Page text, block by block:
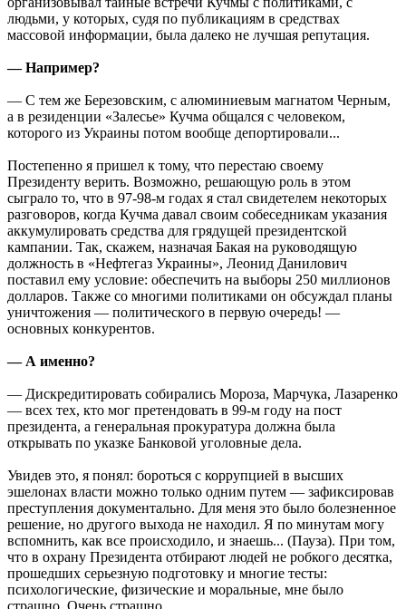
людьми, у которых, судя по публикациям в средствах
массовой информации, была далеко не лучшая репутация.
— Например?
— С тем же Березовским, с алюминиевым магнатом Черным,
а в резиденции «Залесье» Кучма общался с человеком,
которого из Украины потом вообще депортировали...
Постепенно я пришел к тому, что перестаю своему
Президенту верить. Возможно, решающую роль в этом
сыграло то, что в 97-98-м годах я стал свидетелем некоторых
разговоров, когда Кучма давал своим собеседникам указания
аккумулировать средства для грядущей президентской
кампании. Так, скажем, назначая Бакая на руководящую
должность в «Нефтегаз Украины», Леонид Данилович
поставил ему условие: обеспечить на выборы 250 миллионов
долларов. Также со многими политиками он обсуждал планы
уничтожения — политического в первую очередь! —
основных конкурентов.
— А именно?
— Дискредитировать собирались Мороза, Марчука, Лазаренко
— всех тех, кто мог претендовать в 99-м году на пост
президента, а генеральная прокуратура должна была
открывать по указке Банковой уголовные дела.
Увидев это, я понял: бороться с коррупцией в высших
эшелонах власти можно только одним путем — зафиксировав
преступления документально. Для меня это было болезненное
решение, но другого выхода не находил. Я по минутам могу
вспомнить, как все происходило, и знаешь... (Пауза). При том,
что в охрану Президента отбирают людей не робкого десятка,
прошедших серьезную подготовку и многие тесты:
психологические, физические и моральные, мне было
страшно. Очень страшно...